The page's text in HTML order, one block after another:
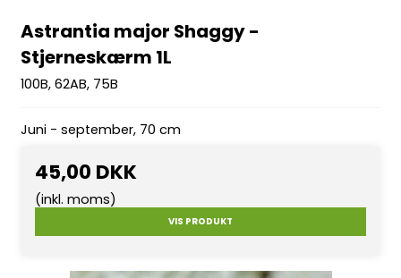
Astrantia major Shaggy -
Stjerneskærm 1L
100B, 62AB, 75B
Juni - september, 70 cm
45,00 DKK
(inkl. moms)
VIS PRODUKT